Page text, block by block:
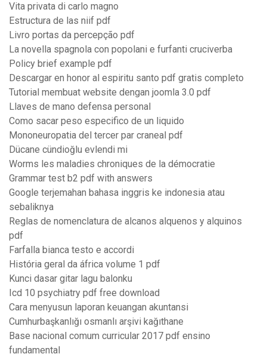
Vita privata di carlo magno
Estructura de las niif pdf
Livro portas da percepção pdf
La novella spagnola con popolani e furfanti cruciverba
Policy brief example pdf
Descargar en honor al espiritu santo pdf gratis completo
Tutorial membuat website dengan joomla 3.0 pdf
Llaves de mano defensa personal
Como sacar peso especifico de un liquido
Mononeuropatia del tercer par craneal pdf
Dücane cündioğlu evlendi mi
Worms les maladies chroniques de la démocratie
Grammar test b2 pdf with answers
Google terjemahan bahasa inggris ke indonesia atau
sebaliknya
Reglas de nomenclatura de alcanos alquenos y alquinos
pdf
Farfalla bianca testo e accordi
História geral da áfrica volume 1 pdf
Kunci dasar gitar lagu balonku
Icd 10 psychiatry pdf free download
Cara menyusun laporan keuangan akuntansi
Cumhurbaşkanlığı osmanlı arşivi kağıthane
Base nacional comum curricular 2017 pdf ensino
fundamental